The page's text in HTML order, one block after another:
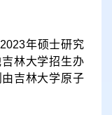
2023年硕士研究
林大学招生办
吉林大学原子